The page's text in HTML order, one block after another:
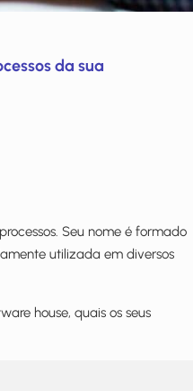
da sua
Seu nome é formado
utilizada em diversos
house, quais os seus